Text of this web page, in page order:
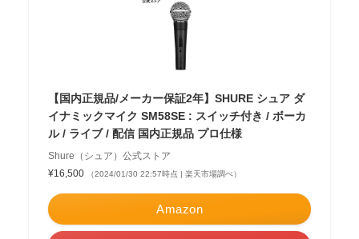
【国内正規品/メーカー保証2年】SHURE シュア ダ
イナミックマイク SM58SE : スイッチ付き / ボーカ
ル / ライブ / 配信 国内正規品 プロ仕様
Shure（シュア）公式ストア
¥16,500
（2024/01/30 22:57時点 | 楽天市場調べ）
Amazon